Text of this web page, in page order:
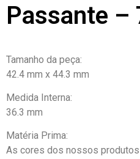
Passante –
Tamanho da peça:
42.4 mm x 44.3 mm
Medida Interna:
36.3 mm
Matéria Prima:
As cores dos nossos